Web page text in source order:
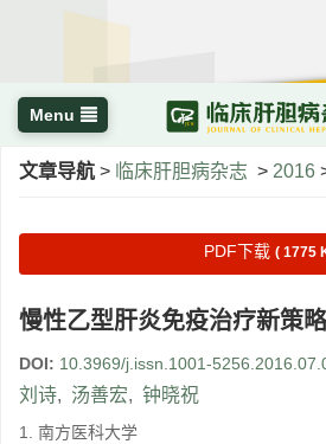
Menu
文章导航 > 临床肝胆病杂志 > 2016
PDF下载 ( 1775
慢性乙型肝炎免疫治疗新策略
DOI: 10.3969/j.issn.1001-
刘诗, 汤善宏, 钟晓祝
1. 南方医科大学